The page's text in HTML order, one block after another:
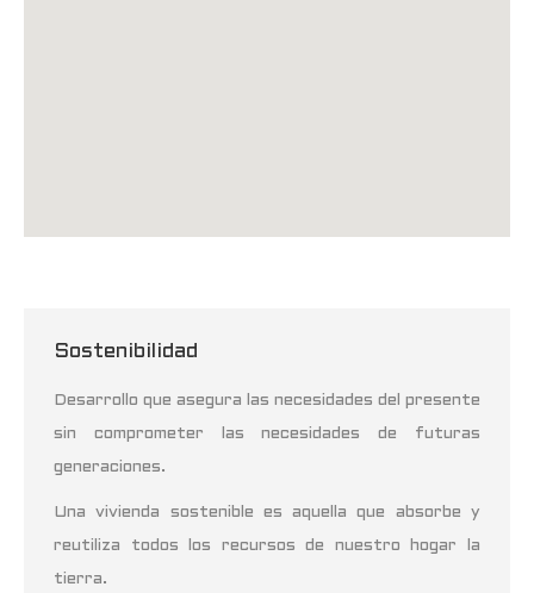
Sostenibilidad
Desarrollo que asegura las necesidades del presente
sin comprometer las necesidades de futuras
generaciones.
Una vivienda sostenible es aquella que absorbe y
reutiliza todos los recursos de nuestro hogar la
tierra.